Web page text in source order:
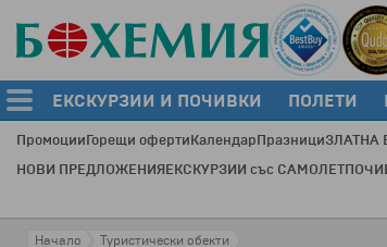
ЕКСКУРЗИИ И ПОЧИВКИ ПОЛЕТИ
ПромоцииГорещи офертиКалендарПразнициЗЛАТНА
НОВИ ПРЕДЛОЖЕНИЯЕКСКУРЗИИ със САМОЛЕТ
Начало Туристически обекти